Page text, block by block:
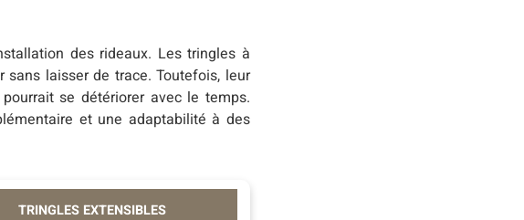
des rideaux. Les tringles à
laisser de trace. Toutefois, leur
se détériorer avec le temps.
et une adaptabilité à des
TRINGLES EXTENSIBLES